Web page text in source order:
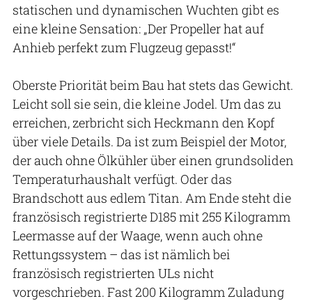
statischen und dynamischen Wuchten gibt es
eine kleine Sensation: „Der Propeller hat auf
Anhieb perfekt zum Flugzeug gepasst!“
Oberste Priorität beim Bau hat stets das Gewicht.
Leicht soll sie sein, die kleine Jodel. Um das zu
erreichen, zerbricht sich Heckmann den Kopf
über viele Details. Da ist zum Beispiel der Motor,
der auch ohne Ölkühler über einen grundsoliden
Temperaturhaushalt verfügt. Oder das
Brandschott aus edlem Titan. Am Ende steht die
französisch registrierte D185 mit 255 Kilogramm
Leermasse auf der Waage, wenn auch ohne
Rettungssystem – das ist nämlich bei
französisch registrierten ULs nicht
vorgeschrieben. Fast 200 Kilogramm Zuladung